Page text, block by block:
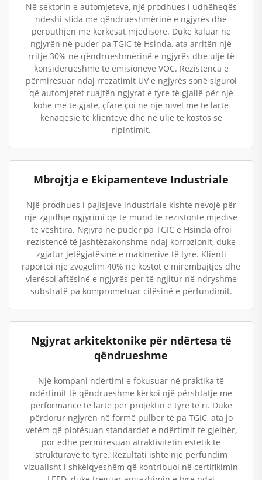
Në sektorin e automjeteve, një prodhues i udhëheqës
ndeshi sfida me qëndrueshmërinë e ngjyrës dhe
përputhjen me kërkesat mjedisore. Duke kaluar në
ngjyrën në puder pa TGIC të Hsinda, ata arritën një
rritje 30% në qëndrueshmërinë e ngjyrës dhe ulje të
konsiderueshme të emisioneve VOC. Rezistenca e
përmirësuar ndaj rrezatimit UV e ngjyrës sonë siguroi
që automjetet ruajtën ngjyrat e tyre të gjallë për një
kohë më të gjatë, çfarë çoi në një nivel më të lartë
kënaqësie të klientëve dhe në ulje të kostos së
ripintimit.
Mbrojtja e Ekipamenteve Industriale
Një prodhues i pajisjeve industriale kishte nevojë për
një zgjidhje ngjyrimi që të mund të rezistonte mjedise
të vështira. Ngjyra në puder pa TGIC e Hsinda ofroi
rezistencë të jashtëzakonshme ndaj korrozionit, duke
zgjatur jetëgjatësinë e makinerive të tyre. Klienti
raportoi një zvogëlim 40% në kostot e mirëmbajtjes dhe
vlerësoi aftësinë e ngjyrës për të ngjitur në ndryshme
substratë pa komprometuar cilësinë e përfundimit.
Ngjyrat arkitektonike për ndërtesa të
qëndrueshme
Një kompani ndërtimi e fokusuar në praktika të
ndërtimit të qëndrueshme kërkoi një përshtatje me
performancë të lartë për projektin e tyre të ri. Duke
përdorur ngjyrën në formë pulber të pa TGIC, ata jo
vetëm që plotësuan standardet e ndërtimit të gjelbër,
por edhe përmirësuan atraktivitetin estetik të
strukturave të tyre. Rezultati ishte një përfundim
vizualisht i shkëlqyeshëm që kontribuoi në certifikimin